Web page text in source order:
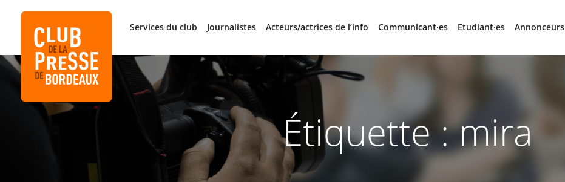
Services du club Journalistes Acteurs/actrices de l’info Communicant·es Etudiant·es Annonceurs
Étiquette :mira